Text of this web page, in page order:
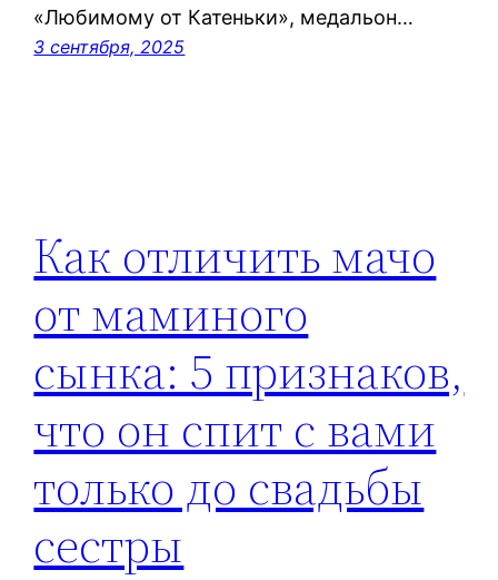
«Любимому от Катеньки», медальон…
3 сентября, 2025
Как отличить мачо
от маминого
сынка: 5 признаков,
что он спит с вами
только до свадьбы
сестры